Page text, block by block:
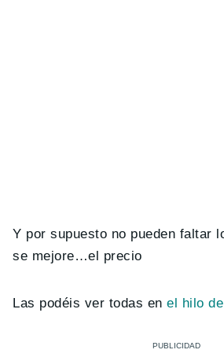
Y por supuesto no pueden faltar
se mejore…el precio
Las podéis ver todas en el hilo